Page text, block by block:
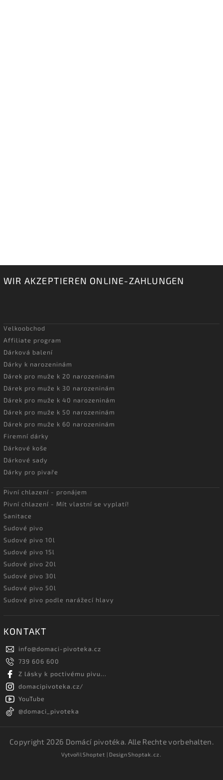
WIR AKZEPTIEREN ONLINE-ZAHLUNGEN
Velkoobchod
Affiliate program
Dárková balení
Dárky k narozeninám
Dárek pro muže k 20 narozeninám
Dárek pro muže k 30 narozeninám
Dárek pro muže k 40 narozeninám
Dárek pro muže k 50 narozeninám
Dárek pro muže k 60 narozeninám
Firemní dárky
Dárkové koše
Dárkové sady
Dárky pro pivaře
Pivní chlazení - pronájem
Pivní chlazení - Mít vlastní se vyplatí!
Sanitace
Sudové pivo
Sudové pivo 10l
Sudové pivo 15l
Sudové pivo 20l
Sudové pivo 30l
Sudové pivo 50l
Sudové pivo podle narážecí hlavy
KONTAKT
info@domaci-pivoteka.cz
739 606 600
Z lásky k poctivému pivu...
domacipivoteka.cz/
YouTube
@domaci_pivoteka
Copyright 2026 Domácí pivotéka. Alle Rechte vorbehalten.
VytvořilShoptet | DesignShoptak.cz.